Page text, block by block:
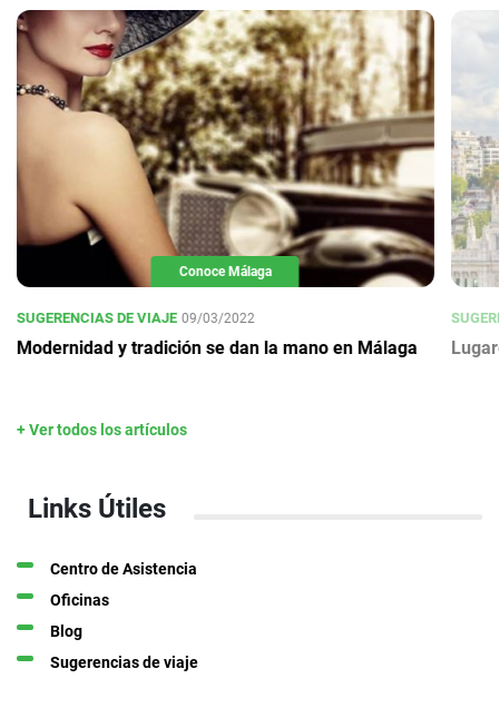
Conoce Málaga
SUGERENCIAS DE VIAJE 09/03/2022
Modernidad y tradición se dan la mano en Málaga
+ Ver todos los artículos
Links Útiles
Centro de Asistencia
Oficinas
Blog
Sugerencias de viaje